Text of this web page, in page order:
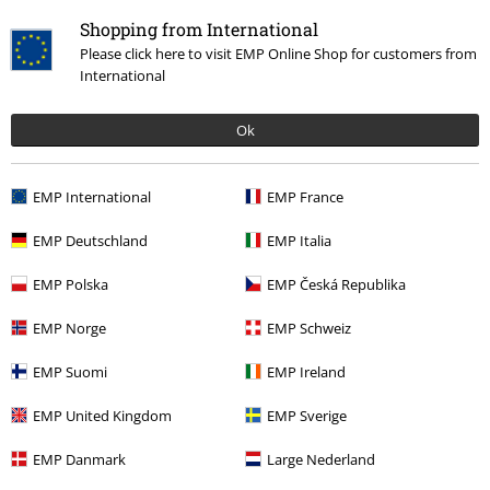
Shopping from International
Please click here to visit EMP Online Shop for customers from
International
Ok
EMP International EMP France
EMP Deutschland EMP Italia
EMP Polska EMP Česká Republika
EMP Norge EMP Schweiz
EMP Suomi EMP Ireland
EMP United Kingdom EMP Sverige
EMP Danmark Large Nederland
Ostatnia wizyta
-41%
od139.90 zł